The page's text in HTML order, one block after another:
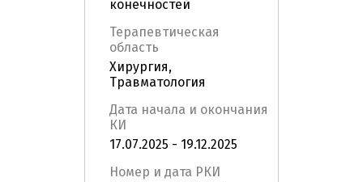
конечностей
Терапевтическая
область
Хирургия,
Травматология
Дата начала и окончания
КИ
17.07.2025 - 19.12.2025
Номер и дата РКИ